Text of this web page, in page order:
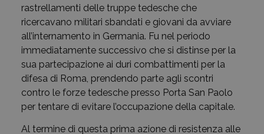
rastrellamenti delle truppe tedesche che
ricercavano militari sbandati e giovani da avviare
all’internamento in Germania. Fu nel periodo
immediatamente successivo che si distinse per la
sua partecipazione ai duri combattimenti per la
difesa di Roma, prendendo parte agli scontri
contro le forze tedesche presso Porta San Paolo
per tentare di evitare l’occupazione della capitale.
Al termine di questa prima azione di resistenza alle